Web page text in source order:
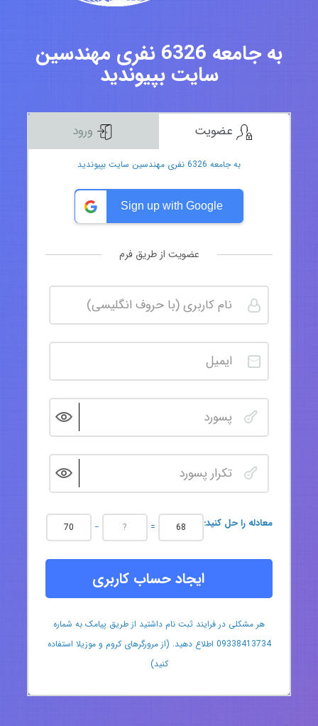
به جامعه 6326 نفری مهندسین
سایت بپیوندید
به جامعه 6326 نفری مهندسین سایت بپیوندید
Sign up with Google
عضویت از طریق فرم
:معادله را حل کنید − =
ایجاد حساب کاربری
هر مشکلی در فرایند ثبت نام داشتید از طریق پیامک به شماره
09338413734 اطلاع دهید. (از مرورگرهای کروم و موزیلا استفاده
کنید)